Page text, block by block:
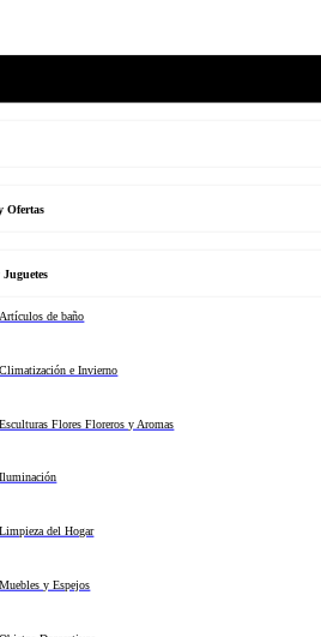
Ofertas
Artículos de baño
Climatización e Invierno
Esculturas Flores Floreros y Aromas
Iluminación
Limpieza del Hogar
Muebles y Espejos